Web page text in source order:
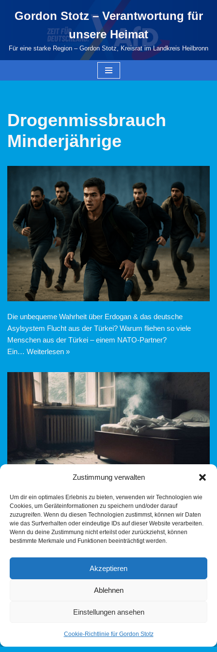
Zustimmung verwalten
Um dir ein optimales Erlebnis zu bieten, verwenden wir Technologien wie
Cookies, um Geräteinformationen zu speichern und/oder darauf
zuzugreifen. Wenn du diesen Technologien zustimmst, können wir Daten
wie das Surfverhalten oder eindeutige IDs auf dieser Website verarbeiten.
Wenn du deine Zustimmung nicht erteilst oder zurückziehst, können
bestimmte Merkmale und Funktionen beeinträchtigt werden.
Akzeptieren
Ablehnen
Einstellungen ansehen
Cookie-Richtlinie für Gordon Stotz
springen
Gordon Stotz – Verantwortung für
unsere Heimat
Für eine starke Region – Gordon Stotz, Kreisrat im Landkreis Heilbronn
Drogenmissbrauch
Minderjährige
Die unbequeme Wahrheit über Erdogan & das deutsche
Asylsystem Flucht aus der Türkei? Warum fliehen so viele
Menschen aus der Türkei – einem NATO-Partner?
Ein… Weiterlesen »
Nach der Tat bleiben nur Fragen und Fassungslosigkeit. Zwei
angebliche Flüchtlinge sollen ein 13-jähriges Mädchen in
Heilbronn mit Drogen vollgepumpt, vergewaltigt und fast getötet
haben.…Weiterlesen »